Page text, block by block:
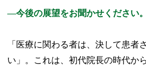
今後の展望をお聞かせください。
「医療に関わる者は、決して患者
い」。これは、初代院長の時代か